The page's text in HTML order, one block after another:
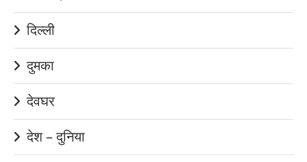
दिल्ली
दुमका
देवघर
देश – दुनिया